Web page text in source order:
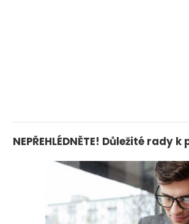
NEPŘEHLÉDNĚTE! Důležité rady